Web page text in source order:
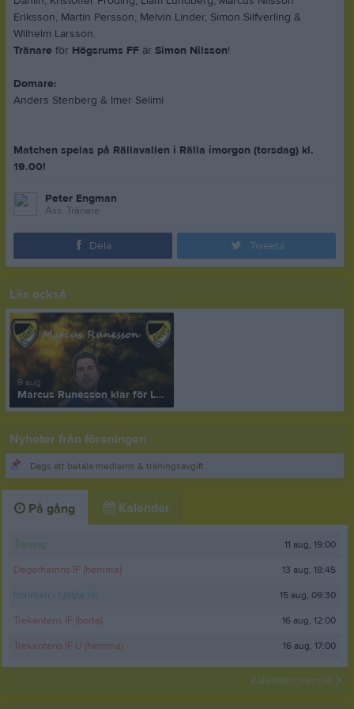
Eriksson, Martin Persson, Melvin Linder, Simon Silfverling &
Wilhelm Larsson.
Tränare för Högsrums FF är Simon Nilsson!
Domare:
Anders Stenberg & Imer Selimi
Matchen spelas på Rällavallen i Rälla imorgon (torsdag) kl.
19.00!
Peter Engman
Ass. Tränare
Dela Tweeta
Läs också
9 aug
Marcus Runesson klar för Läckeby GoIF!
Nyheter från föreningen
Dags att betala medlems & träningsavgift
På gång Kalender
Träning 11 aug, 19:00
Degerhamns IF (hemma) 13 aug, 18:45
Ironman - hjälpa till 15 aug, 09:30
Trekantens IF (borta) 16 aug, 12:00
Trekantens IF U (hemma) 16 aug, 17:00
Kalenderöversikt